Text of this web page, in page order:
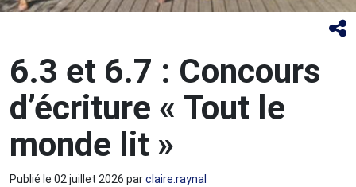
6.3 et 6.7 : Concours
d’écriture « Tout le
monde lit »
Publié le 02 juillet 2026 parclaire.raynal